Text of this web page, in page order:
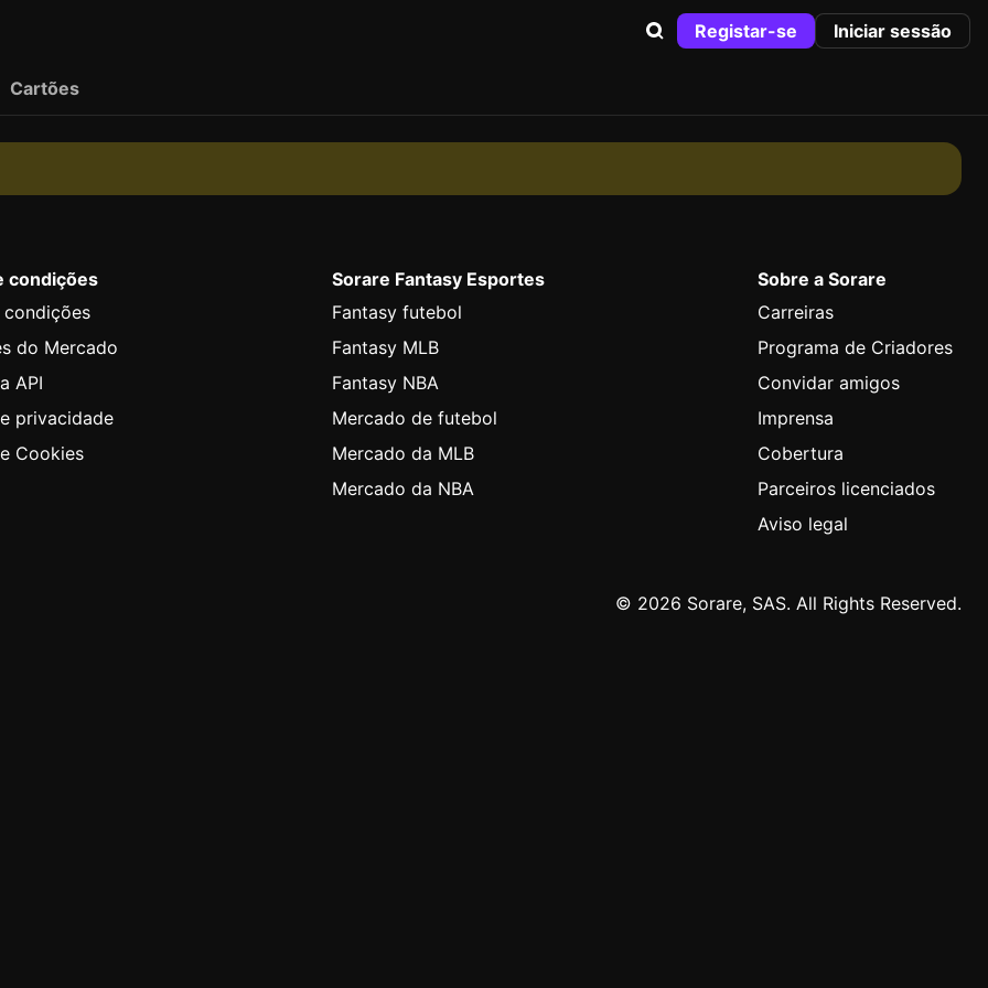
Registar-se Iniciar sessão
Cartões
condições
condições
do Mercado
API
privacidade
Cookies
Sorare Fantasy Esportes
Fantasy futebol
Fantasy MLB
Fantasy NBA
Mercado de futebol
Mercado da MLB
Mercado da NBA
Sobre a Sorare
Carreiras
Programa de Criadores
Convidar amigos
Imprensa
Cobertura
Parceiros licenciados
Aviso legal
© 2026 Sorare, SAS. All Rights Reserved.